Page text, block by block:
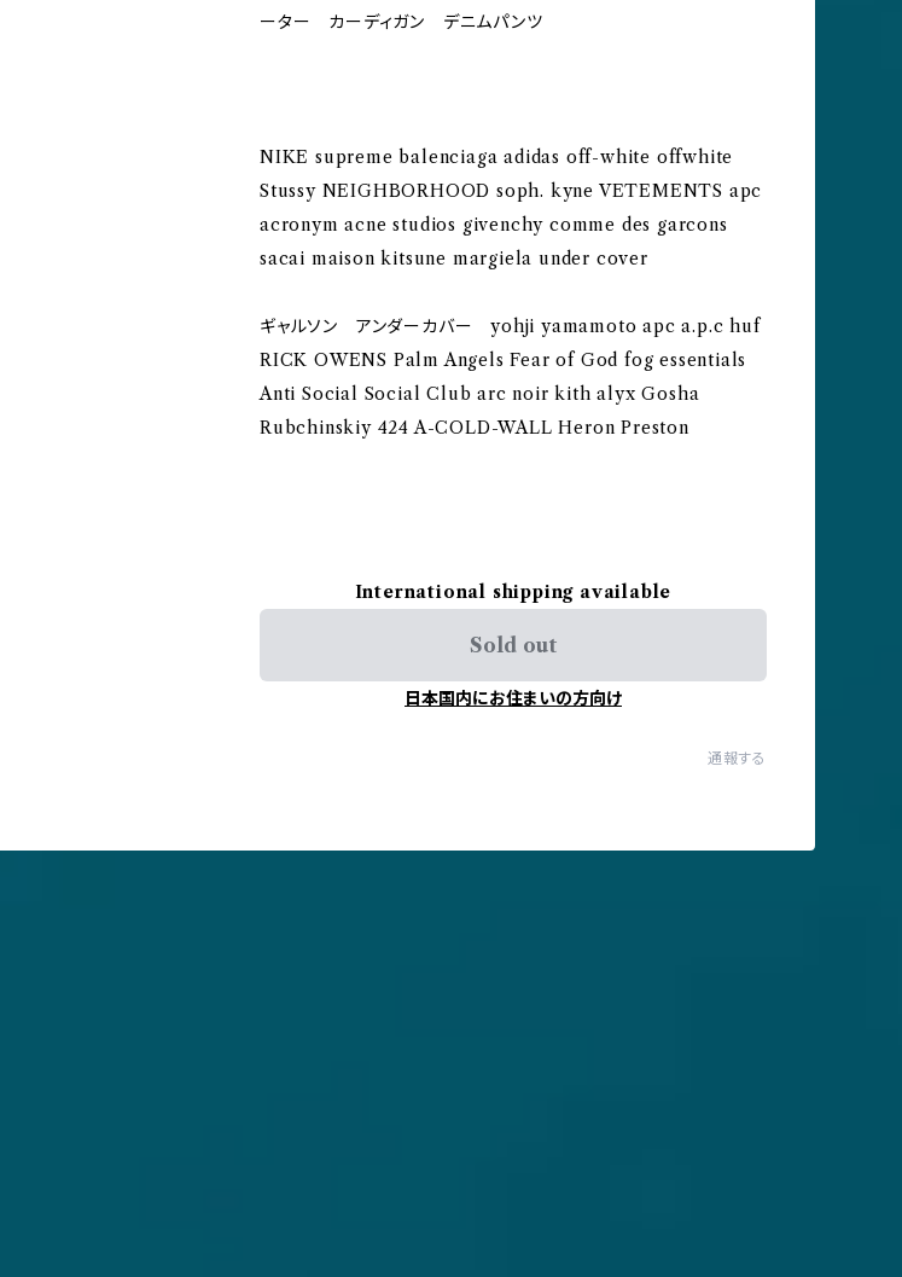
ーター カーディガン デニムパンツ
NIKE supreme balenciaga adidas off-white offwhite
Stussy NEIGHBORHOOD soph. kyne VETEMENTS apc
acronym acne studios givenchy comme des garcons
sacai maison kitsune margiela under cover
ギャルソン アンダーカバー yohji yamamoto apc a.p.c huf
RICK OWENS Palm Angels Fear of God fog essentials
Anti Social Social Club arc noir kith alyx Gosha
Rubchinskiy 424 A-COLD-WALL Heron Preston
International shipping available
Sold out
日本国内にお住まいの方向け
通報する